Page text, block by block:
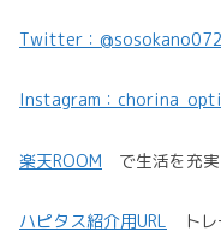
Twitter：@sosokano072
Instagram：
楽天ROOM で生活を充
ハピタス紹介用URL トレ